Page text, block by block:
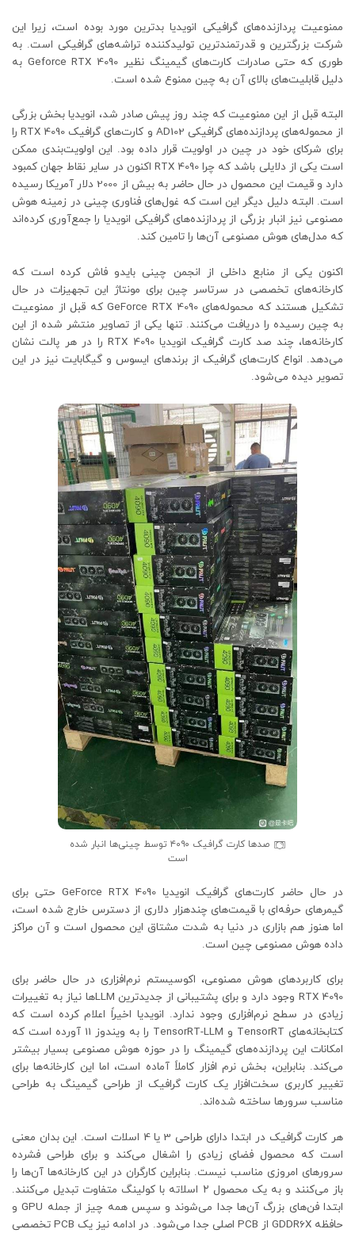
ممنوعیت پردازنده‌های گرافیکی انویدیا بدترین مورد بوده است، زیرا این
شرکت بزرگترین و قدرتمندترین تولیدکننده تراشه‌های گرافیکی است. به
طوری که حتی صادرات کارت‌های گیمینگ نظیر Geforce RTX 4090 به
دلیل قابلیت‌های بالای آن به چین ممنوع شده است.
البته قبل از این ممنوعیت که چند روز پیش صادر شد، انویدیا بخش بزرگی
از محموله‌های پردازنده‌های گرافیکی AD102 و کارت‌های گرافیک RTX 4090 را
برای شرکای خود در چین در اولویت قرار داده بود. این اولویت‌بندی ممکن
است یکی از دلایلی باشد که چرا RTX 4090 اکنون در سایر نقاط جهان کمبود
دارد و قیمت این محصول در حال حاضر به بیش از 2000 دلار آمریکا رسیده
است. البته دلیل دیگر این است که غول‌های فناوری چینی در زمینه هوش
مصنوعی نیز انبار بزرگی از پردازنده‌های گرافیکی انویدیا را جمع‌آوری کرده‌اند
که مدل‌های هوش مصنوعی آن‌ها را تامین کند.
اکنون یکی از منابع داخلی از انجمن چینی بایدو فاش کرده است که
کارخانه‌های تخصصی در سرتاسر چین برای مونتاژ این تجهیزات در حال
تشکیل هستند که محموله‌های GeForce RTX 4090 که قبل از ممنوعیت
به چین رسیده را دریافت می‌کنند. تنها یکی از تصاویر منتشر شده از این
کارخانه‌ها، چند صد کارت گرافیک انویدیا RTX 4090 را در هر پالت نشان
می‌دهد. انواع کارت‌های گرافیک از برندهای ایسوس و گیگابایت نیز در این
تصویر دیده می‌شود.
صدها کارت گرافیک ۴۰۹۰ توسط چینی‌ها انبار شده
است
در حال حاضر کارت‌های گرافیک انویدیا GeForce RTX 4090 حتی برای
گیمرهای حرفه‌ای با قیمت‌های چندهزار دلاری از دسترس خارج شده است،
اما هنوز هم بازاری در دنیا به شدت مشتاق این محصول است و آن مراکز
داده هوش مصنوعی چین است.
برای کاربردهای هوش مصنوعی، اکوسیستم نرم‌افزاری در حال حاضر برای
RTX 4090 وجود دارد و برای پشتیبانی از جدیدترین LLM‌ها نیاز به تغییرات
زیادی در سطح نرم‌افزاری وجود ندارد. انویدیا اخیراً اعلام کرده است که
کتابخانه‌های TensorRT و TensorRT-LLM را به ویندوز 11 آورده است که
امکانات این پردازنده‌های گیمینگ را در حوزه هوش مصنوعی بسیار بیشتر
می‌کند. بنابراین، بخش نرم افزار کاملاً آماده است، اما این کارخانه‌ها برای
تغییر کاربری سخت‌افزار یک کارت گرافیک از طراحی گیمینگ به طراحی
مناسب سرورها ساخته شده‌اند.
هر کارت گرافیک در ابتدا دارای طراحی 3 یا 4 اسلات است. این بدان معنی
است که محصول فضای زیادی را اشغال می‌کند و برای طراحی فشرده
سرورهای امروزی مناسب نیست. بنابراین کارگران در این کارخانه‌ها آن‌ها را
باز می‌کنند و به یک محصول ۲ اسلاته با کولینگ متفاوت تبدیل می‌کنند.
ابتدا فن‌های بزرگ آن‌ها جدا می‌شوند و سپس همه چیز از جمله GPU و
حافظه GDDR6X از PCB اصلی جدا می‌شود. در ادامه نیز یک PCB تخصصی